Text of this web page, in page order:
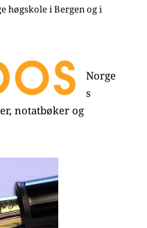
høgskole i Bergen og i
Norge
s
notatbøker og